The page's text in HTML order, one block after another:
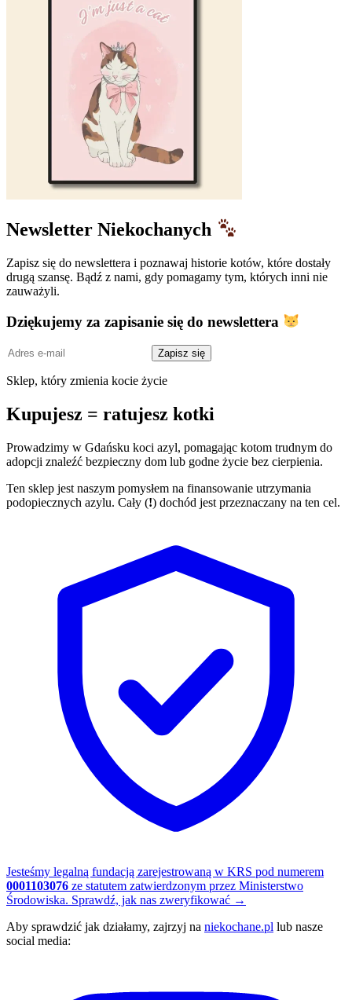
Newsletter Niekochanych
Zapisz się do newslettera i poznawaj historie kotów, które dostały
drugą szansę. Bądź z nami, gdy pomagamy tym, których inni nie
zauważyli.
Dziękujemy za zapisanie się do newslettera
Adres
mail
Zapisz się
Sklep, który zmienia kocie życie
Kupujesz = ratujesz kotki
Prowadzimy w Gdańsku koci azyl, pomagając kotom trudnym do
adopcji znaleźć bezpieczny dom lub godne życie bez cierpienia.
Ten sklep jest naszym pomysłem na finansowanie utrzymania
podopiecznych azylu. Cały (!) dochód jest przeznaczany na ten cel.
Jesteśmy legalną fundacją zarejestrowaną w KRS pod numerem
0001103076 ze statutem zatwierdzonym przez Ministerstwo
Środowiska. Sprawdź, jak nas zweryfikować →
Aby sprawdzić jak działamy, zajrzyj na niekochane.pl lub nasze
social media: